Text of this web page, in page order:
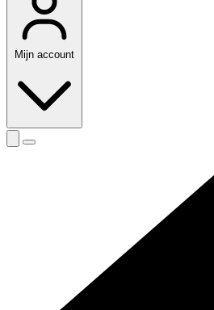
Mijn account